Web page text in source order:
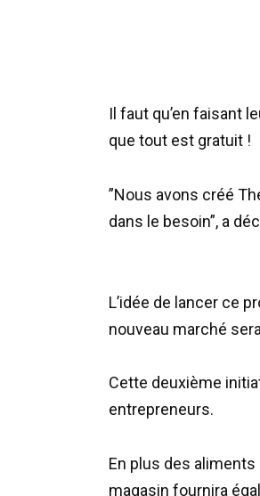
Il faut qu’en faisant
que tout est gratuit !
”Nous avons créé
dans le besoin”, a
L’idée de lancer ce
nouveau marché
Cette deuxième
entrepreneurs.
En plus des
magasin fournira